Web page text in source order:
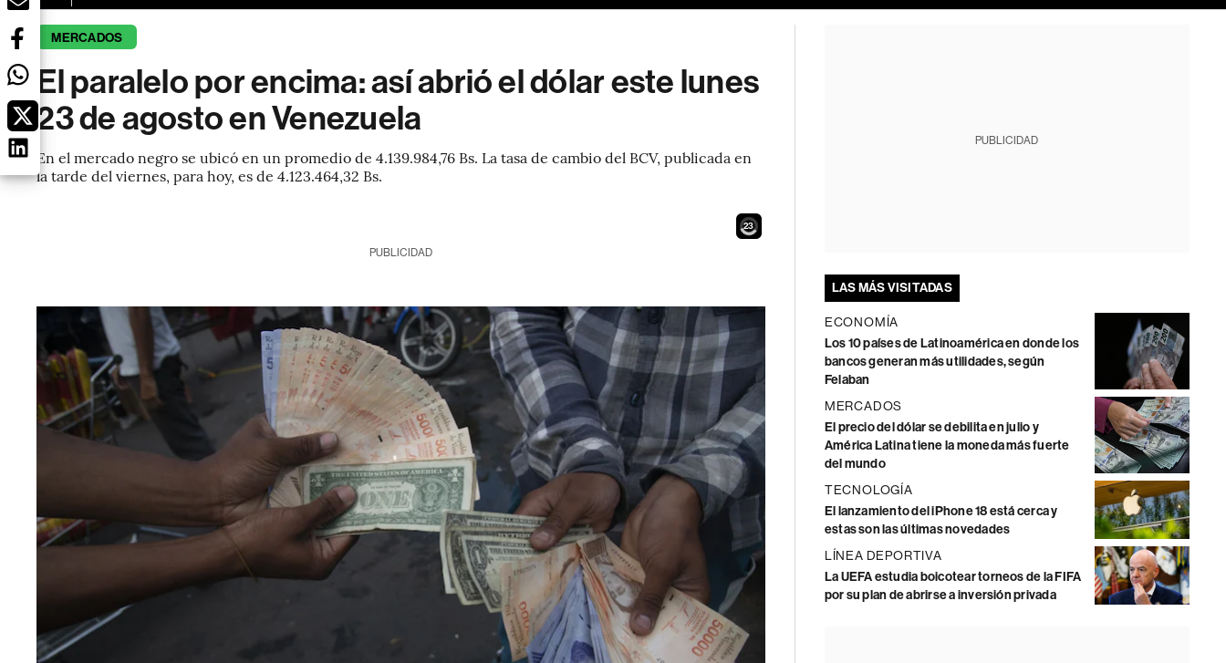
MERCADOS
El paralelo por encima: así abrió el dólar este lunes
23 de agosto en Venezuela
En el mercado negro se ubicó en un promedio de 4.139.984,76 Bs. La tasa de cambio del BCV, publicada en
la tarde del viernes, para hoy, es de 4.123.464,32 Bs.
21
PUBLICIDAD
PUBLICIDAD
LAS MÁS VISITADAS
ECONOMÍA
Los 10 países de Latinoamérica en donde los
bancos generan más utilidades, según
Felaban
MERCADOS
El precio del dólar se debilita en julio y
América Latina tiene la moneda más fuerte
del mundo
TECNOLOGÍA
El lanzamiento del iPhone 18 está cerca y
estas son las últimas novedades
LÍNEA DEPORTIVA
La UEFA estudia boicotear torneos de la FIFA
por su plan de abrirse a inversión privada